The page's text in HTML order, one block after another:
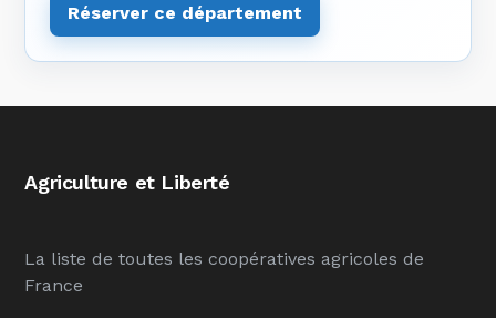
Réserver ce département
Agriculture et Liberté
La liste de toutes les coopératives agricoles de
France